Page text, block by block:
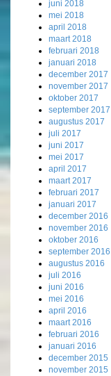
juni 2018
mei 2018
april 2018
maart 2018
februari 2018
januari 2018
december 2017
november 2017
oktober 2017
september 2017
augustus 2017
juli 2017
juni 2017
mei 2017
april 2017
maart 2017
februari 2017
januari 2017
december 2016
november 2016
oktober 2016
september 2016
augustus 2016
juli 2016
juni 2016
mei 2016
april 2016
maart 2016
februari 2016
januari 2016
december 2015
november 2015